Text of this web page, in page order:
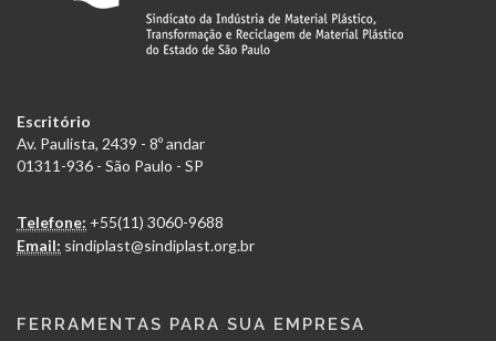
Escritório
Av. Paulista, 2439 - 8º andar
01311-936 - São Paulo - SP
Telefone: +55(11) 3060-9688
Email: sindiplast@sindiplast.org.br
FERRAMENTAS PARA SUA EMPRESA